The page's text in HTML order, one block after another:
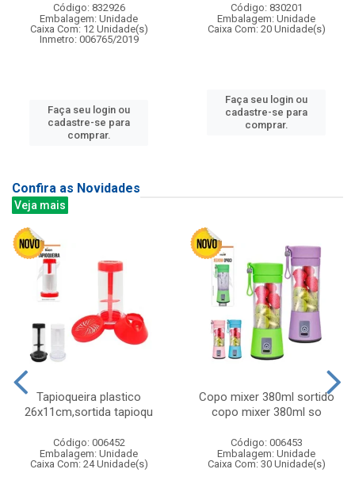
Código: 832926
Embalagem: Unidade
Caixa Com: 12 Unidade(s)
Inmetro: 006765/2019
Faça seu login ou
cadastre-se para
comprar.
Código: 830201
Embalagem: Unidade
Caixa Com: 20 Unidade(s)
Faça seu login ou
cadastre-se para
comprar.
Confira as Novidades
Veja mais
Tapioqueira plastico
26x11cm,sortida tapioqu
Código: 006452
Embalagem: Unidade
Caixa Com: 24 Unidade(s)
Copo mixer 380ml sortido
copo mixer 380ml so
Código: 006453
Embalagem: Unidade
Caixa Com: 30 Unidade(s)